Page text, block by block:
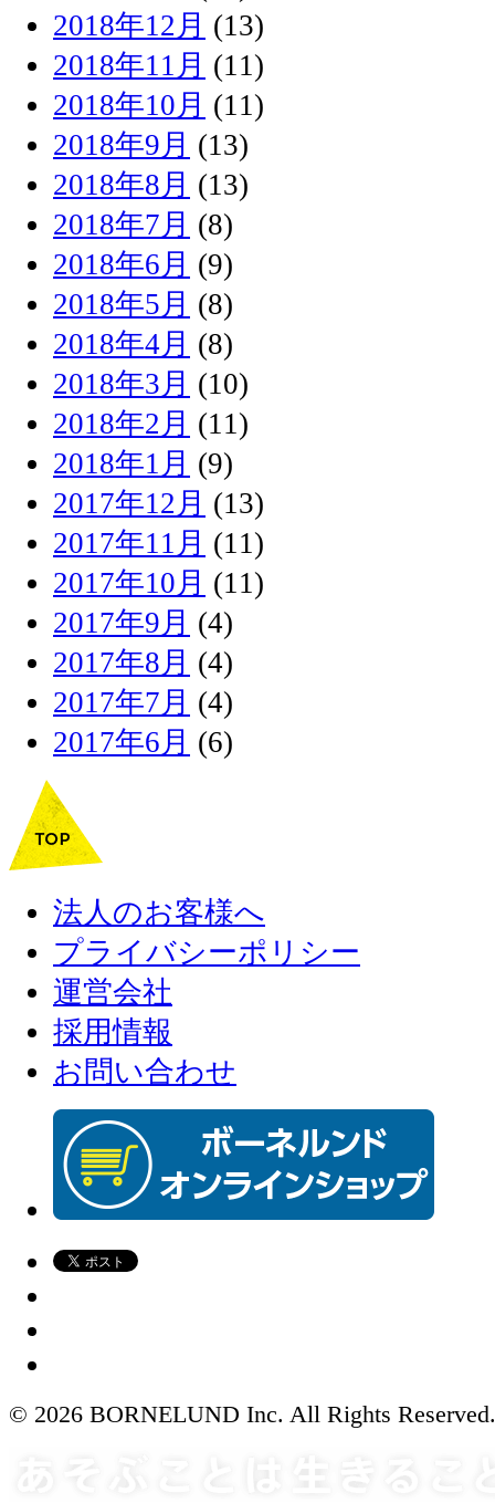
2018年12月 (13)
2018年11月 (11)
2018年10月 (11)
2018年9月 (13)
2018年8月 (13)
2018年7月 (8)
2018年6月 (9)
2018年5月 (8)
2018年4月 (8)
2018年3月 (10)
2018年2月 (11)
2018年1月 (9)
2017年12月 (13)
2017年11月 (11)
2017年10月 (11)
2017年9月 (4)
2017年8月 (4)
2017年7月 (4)
2017年6月 (6)
法人のお客様へ
プライバシーポリシー
運営会社
採用情報
お問い合わせ
© 2026 BORNELUND Inc. All Rights Reserved.